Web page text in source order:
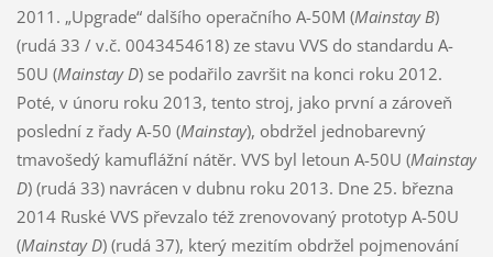
2011. „Upgrade“ dalšího operačního A-50M (Mainstay B)
(rudá 33 / v.č. 0043454618) ze stavu VVS do standardu A-
50U (Mainstay D) se podařilo završit na konci roku 2012.
Poté, v únoru roku 2013, tento stroj, jako první a zároveň
poslední z řady A-50 (Mainstay), obdržel jednobarevný
tmavošedý kamuflážní nátěr. VVS byl letoun A-50U (Mainstay
D) (rudá 33) navrácen v dubnu roku 2013. Dne 25. března
2014 Ruské VVS převzalo též zrenovovaný prototyp A-50U
(Mainstay D) (rudá 37), který mezitím obdržel pojmenování